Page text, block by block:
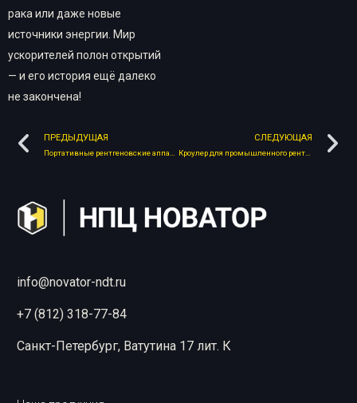
рака или даже новые
источники энергии. Мир
ускорителей полон открытий
— и его история ещё далеко
не закончена!
ПРЕДЫДУЩАЯ СЛЕДУЮЩАЯ
Кроулер для промышленного рентгена. Конструкция устройства
info@novator-ndt.ru
+7 (812) 318-77-84
Санкт-Петербург, Ватутина 17 лит. К